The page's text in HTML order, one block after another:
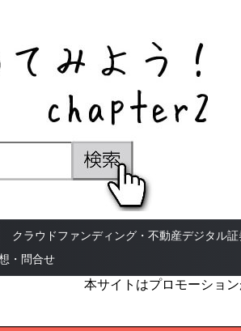
クラウドファンディング・不動産デジタル証
・問合せ
本サイトはプロモーショ